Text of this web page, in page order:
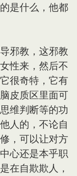
是什么，他都
邪教，这邪教
性来，然后不
很奇特，它有
皮质区里面可
维判断等的功
人的，不论自
，可以让对方
心还是本乎职
在自欺欺人，